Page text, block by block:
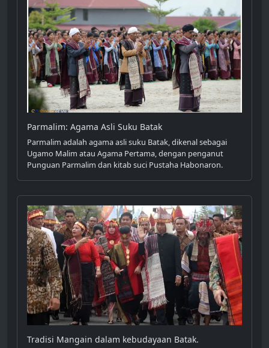
Parmalim: Agama Asli Suku Batak
Parmalim adalah agama asli suku Batak, dikenal sebagai
Ugamo Malim atau Agama Pertama, dengan penganut
Punguan Parmalim dan kitab suci Pustaha Habonaron.
Tradisi Mangain dalam kebudayaan Batak.